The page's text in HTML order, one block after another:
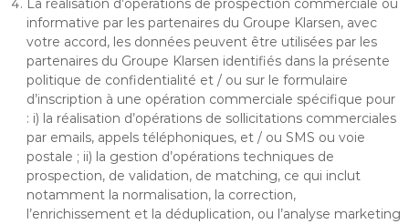
La réalisation d’opérations de prospection commerciale ou
informative par les partenaires du Groupe Klarsen, avec
votre accord, les données peuvent être utilisées par les
partenaires du Groupe Klarsen identifiés dans la présente
politique de confidentialité et / ou sur le formulaire
d’inscription à une opération commerciale spécifique pour
: i) la réalisation d’opérations de sollicitations commerciales
par emails, appels téléphoniques, et / ou SMS ou voie
postale ; ii) la gestion d’opérations techniques de
prospection, de validation, de matching, ce qui inclut
notamment la normalisation, la correction,
l’enrichissement et la déduplication, ou l’analyse marketing